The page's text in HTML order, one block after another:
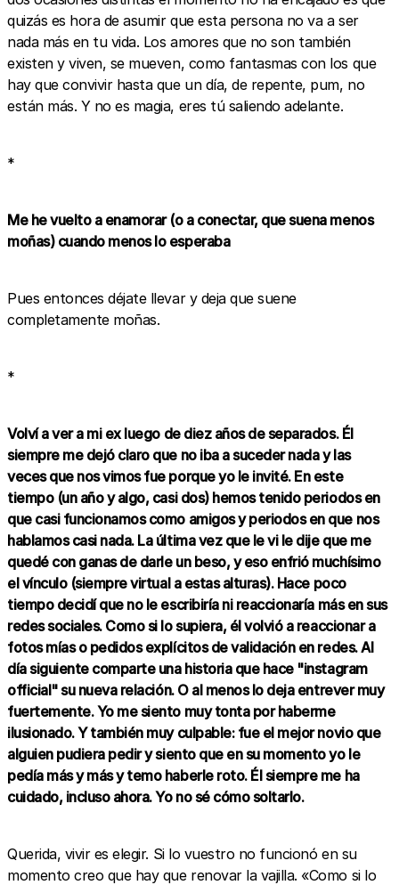
quizás es hora de asumir que esta persona no va a ser
nada más en tu vida. Los amores que no son también
existen y viven, se mueven, como fantasmas con los que
hay que convivir hasta que un día, de repente, pum, no
están más. Y no es magia, eres tú saliendo adelante.
*
Me he vuelto a enamorar (o a conectar, que suena menos
moñas) cuando menos lo esperaba
Pues entonces déjate llevar y deja que suene
completamente moñas.
*
Volví a ver a mi ex luego de diez años de separados. Él
siempre me dejó claro que no iba a suceder nada y las
veces que nos vimos fue porque yo le invité. En este
tiempo (un año y algo, casi dos) hemos tenido periodos en
que casi funcionamos como amigos y periodos en que nos
hablamos casi nada. La última vez que le vi le dije que me
quedé con ganas de darle un beso, y eso enfrió muchísimo
el vínculo (siempre virtual a estas alturas). Hace poco
tiempo decidí que no le escribiría ni reaccionaría más en sus
redes sociales. Como si lo supiera, él volvió a reaccionar a
fotos mías o pedidos explícitos de validación en redes. Al
día siguiente comparte una historia que hace "instagram
official" su nueva relación. O al menos lo deja entrever muy
fuertemente. Yo me siento muy tonta por haberme
ilusionado. Y también muy culpable: fue el mejor novio que
alguien pudiera pedir y siento que en su momento yo le
pedía más y más y temo haberle roto. Él siempre me ha
cuidado, incluso ahora. Yo no sé cómo soltarlo.
Querida, vivir es elegir. Si lo vuestro no funcionó en su
momento creo que hay que renovar la vajilla. «Como si lo